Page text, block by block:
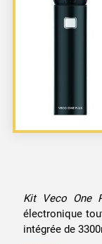
Kit Veco One
électronique
intégrée de